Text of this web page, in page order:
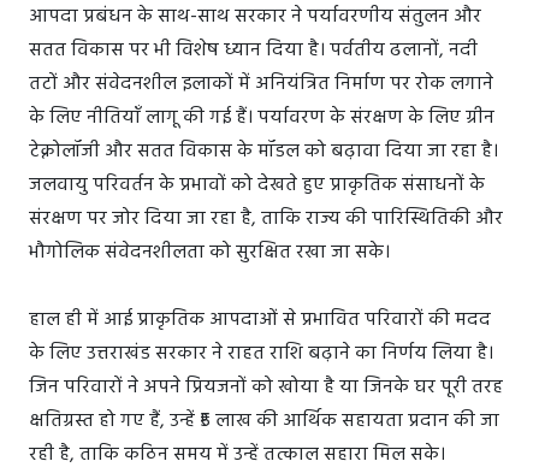
आपदा प्रबंधन के साथ-साथ सरकार ने पर्यावरणीय संतुलन और
सतत विकास पर भी विशेष ध्यान दिया है। पर्वतीय ढलानों, नदी
तटों और संवेदनशील इलाकों में अनियंत्रित निर्माण पर रोक लगाने
के लिए नीतियाँ लागू की गई हैं। पर्यावरण के संरक्षण के लिए ग्रीन
टेक्नोलॉजी और सतत विकास के मॉडल को बढ़ावा दिया जा रहा है।
जलवायु परिवर्तन के प्रभावों को देखते हुए प्राकृतिक संसाधनों के
संरक्षण पर जोर दिया जा रहा है, ताकि राज्य की पारिस्थितिकी और
भौगोलिक संवेदनशीलता को सुरक्षित रखा जा सके।
हाल ही में आई प्राकृतिक आपदाओं से प्रभावित परिवारों की मदद
के लिए उत्तराखंड सरकार ने राहत राशि बढ़ाने का निर्णय लिया है।
जिन परिवारों ने अपने प्रियजनों को खोया है या जिनके घर पूरी तरह
क्षतिग्रस्त हो गए हैं, उन्हें ₹5 लाख की आर्थिक सहायता प्रदान की जा
रही है, ताकि कठिन समय में उन्हें तत्काल सहारा मिल सके।